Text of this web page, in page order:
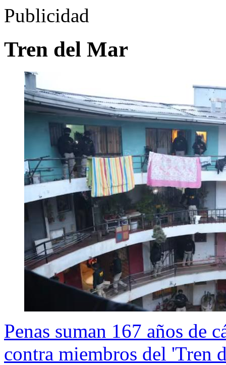
Publicidad
Tren del Mar
Penas suman 167 años de
contra miembros del 'Tren